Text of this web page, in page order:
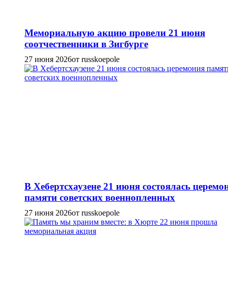
Мемориальную акцию провели 21 июня
соотчественники в Зигбурге
27 июня 2026от russkoepole
В Хебертсхаузене 21 июня состоялась
памяти советских военнопленных
27 июня 2026от russkoepole